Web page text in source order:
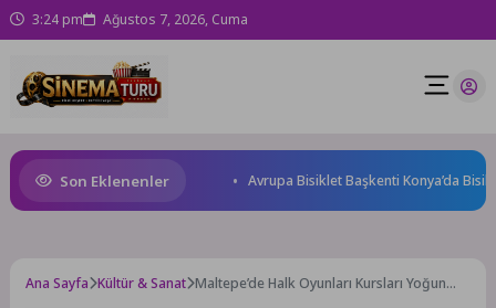
3:24 pm Ağustos 7, 2026, Cuma
Son Eklenenler
TEAM GOAT Oldu Avrupa Bisiklet Başkenti Konya’da Bisiklet
Ana Sayfa Kültür & Sanat Maltepe’de Halk Oyunları Kursları Yoğun